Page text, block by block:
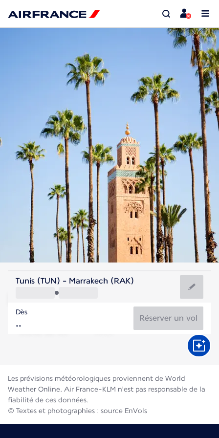
Maroc
Marrakech
Maroc
Durée du vol
Tunis (TUN) - Marrakech (RAK)
Dès
Réserver un vol
Les prévisions météorologiques proviennent de World
Weather Online. Air France-KLM n'est pas responsable de la
fiabilité de ces données.
© Textes et photographies : source EnVols